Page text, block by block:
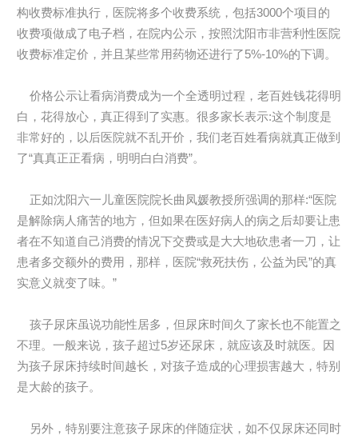
构收费标准执行，医院将多个收费系统，包括3000个项目的
收费项做成了电子档，在院内公示，按照沈阳市非营利性医院
收费标准定价，并且某些常用药物还进行了5%-10%的下调。
价格公示让看病消费成为一个全透明过程，老百姓钱花得明
白，花得放心，真正得到了实惠。很多家长表示:这个制度是
非常好的，以后医院就不乱开价，我们老百姓看病就真正做到
了“真真正正看病，明明白白消费”。
正如沈阳六一儿童医院院长曲凤媛教授所强调的那样:“医院
是解除病人痛苦的地方，但如果在医好病人的病之后却要让患
者在不知道自己消费的情况下交费或是大大地砍患者一刀，让
患者多交额外的费用，那样，医院“救死扶伤，公益为民”的真
实意义就变了味。”
孩子尿床虽说功能性居多，但尿床时间久了家长也不能置之
不理。一般来说，孩子超过5岁还尿床，就应该及时就医。因
为孩子尿床持续时间越长，对孩子造成的心理损害越大，特别
是大龄的孩子。
另外，特别要注意孩子尿床的伴随症状，如不仅尿床还同时